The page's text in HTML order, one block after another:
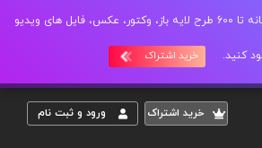
با خرید اشتراک ماهیانه تا 600 طرح لایه باز، وکتور، عکس، فایل های ویدیو
کنید. خرید اشتراک
خريد اشتراک ورود و ثبت نام